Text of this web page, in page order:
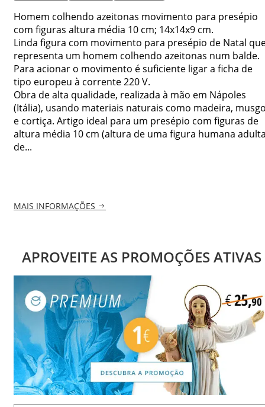
Homem colhendo azeitonas movimento para presépio
com figuras altura média 10 cm; 14x14x9 cm.
Linda figura com movimento para presépio de Natal
representa um homem colhendo azeitonas num balde.
Para acionar o movimento é suficiente ligar a ficha de
tipo europeu à corrente 220 V.
Obra de alta qualidade, realizada à mão em Nápoles
(Itália), usando materiais naturais como madeira,
e cortiça. Artigo ideal para um presépio com figuras de
altura média 10 cm (altura de uma figura humana
de...
MAIS INFORMAÇÕES
APROVEITE AS PROMOÇÕES ATIVAS